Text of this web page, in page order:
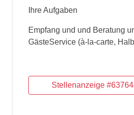
Ihre Aufgaben
Empfang und und Beratung
GästeService (à-la-carte,